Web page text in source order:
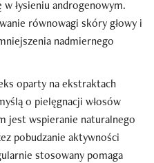
łysieniu androgenowym.
równowagi skóry głowy i
nadmiernego
oparty na ekstraktach
o pielęgnacji włosów
jest wspieranie naturalnego
pobudzanie aktywności
stosowany pomaga